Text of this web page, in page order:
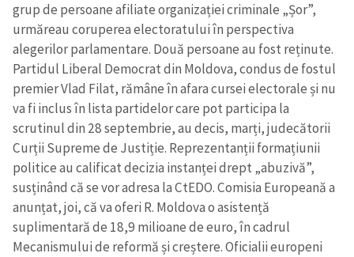
Trimite o informație
Despre ZdG
in English
на русском
grup de persoane afiliate organizației criminale „Șor”,
urmăreau coruperea electoratului în perspectiva
alegerilor parlamentare. Două persoane au fost reținute.
Partidul Liberal Democrat din Moldova, condus de fostul
premier Vlad Filat, rămâne în afara cursei electorale și nu
va fi inclus în lista partidelor care pot participa la
scrutinul din 28 septembrie, au decis, marți, judecătorii
Curții Supreme de Justiție. Reprezentanții formațiunii
politice au calificat decizia instanței drept „abuzivă”,
susținând că se vor adresa la CtEDO. Comisia Europeană a
anunțat, joi, că va oferi R. Moldova o asistență
suplimentară de 18,9 milioane de euro, în cadrul
Mecanismului de reformă și creștere. Oficialii europeni